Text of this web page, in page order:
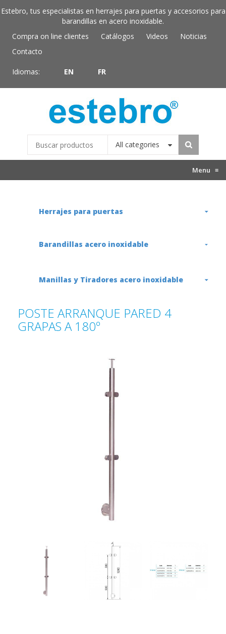
Estebro, tus especialistas en herrajes para puertas y accesorios para
barandillas en acero inoxidable.
Compra on line clientes
Catálogos Videos
Noticias
Contacto
Idiomas: EN FR
All categories
Menu ≡
Herrajes para puertas
Barandillas acero inoxidable
Manillas y Tiradores acero inoxidable
POSTE ARRANQUE PARED 4
GRAPAS A 180º